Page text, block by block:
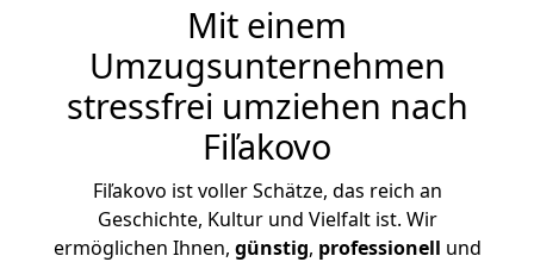
Mit einem
Umzugsunternehmen
stressfrei umziehen nach
Fiľakovo
Fiľakovo ist voller Schätze, das reich an
Geschichte, Kultur und Vielfalt ist. Wir
ermöglichen Ihnen, günstig, professionell und